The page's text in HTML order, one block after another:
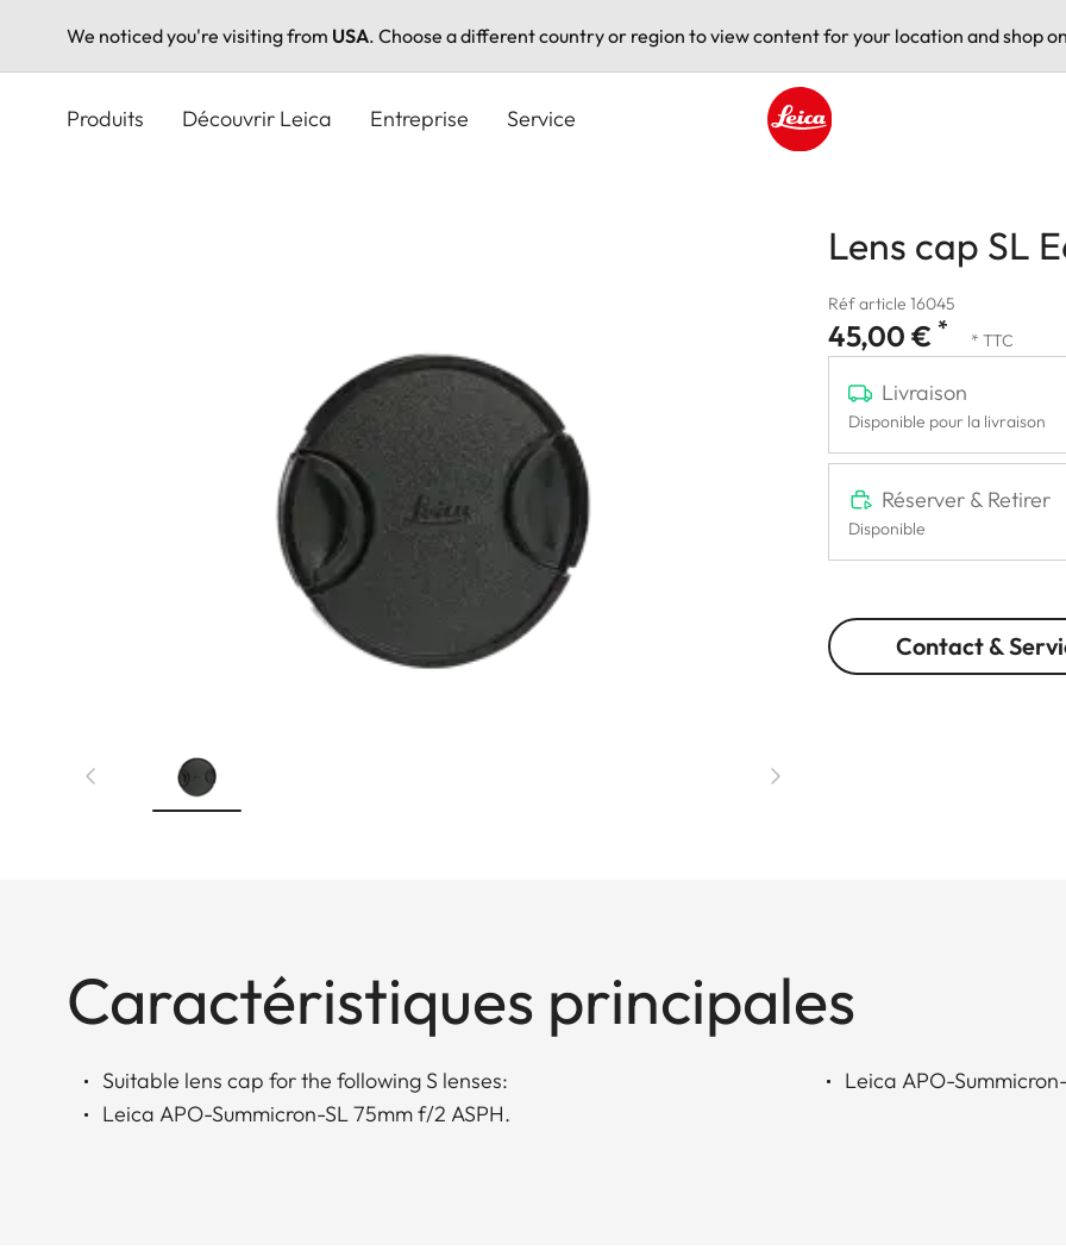
We noticed you're visiting from USA. Choose a different country or region to view content for your location and shop
Produits Découvrir Leica Entreprise Service
Lens cap SL
Réf article 16045
45,00 € * * TTC
Livraison
Disponible pour la livraison
Réserver & Retirer
Disponible
Contact &
Caractéristiques principales
Suitable lens cap for the following S lenses:
Leica APO-Summicron-SL 75mm f/2 ASPH.
Leica APO-